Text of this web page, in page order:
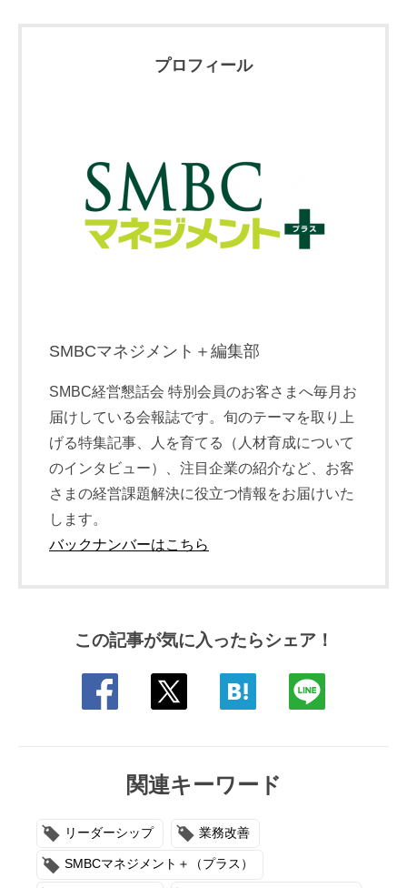
プロフィール
SMBCマネジメント＋編集部
SMBC経営懇話会 特別会員のお客さまへ毎月お
届けしている会報誌です。旬のテーマを取り上
げる特集記事、人を育てる（人材育成について
のインタビュー）、注目企業の紹介など、お客
さまの経営課題解決に役立つ情報をお届けいた
します。
バックナンバーはこちら
この記事が気に入ったらシェア！
関連キーワード
リーダーシップ 業務改善
SMBCマネジメント＋（プラス）